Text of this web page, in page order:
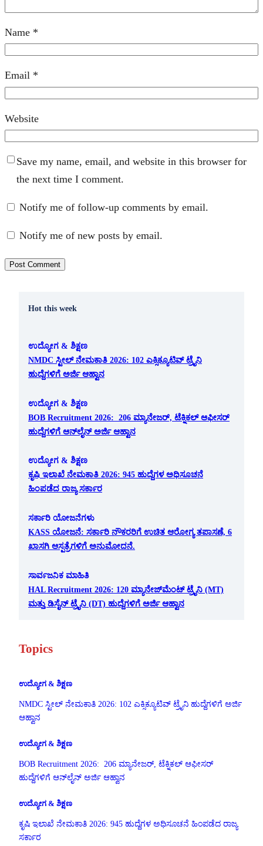
Name *
Email *
Website
Save my name, email, and website in this browser for
the next time I comment.
Notify me of follow-up comments by email.
Notify me of new posts by email.
Hot this week
ಉದ್ಯೋಗ & ಶಿಕ್ಷಣ
NMDC ಸ್ಟೀಲ್ ನೇಮಕಾತಿ 2026: 102 ಎಕ್ಸಿಕ್ಯೂಟಿವ್ ಟ್ರೈನಿ
ಹುದ್ದೆಗಳಿಗೆ ಅರ್ಜಿ ಆಹ್ವಾನ
ಉದ್ಯೋಗ & ಶಿಕ್ಷಣ
BOB Recruitment 2026: 206 ಮ್ಯಾನೇಜರ್, ಟೆಕ್ನಿಕಲ್ ಆಫೀಸರ್
ಹುದ್ದೆಗಳಿಗೆ ಆನ್‌ಲೈನ್ ಅರ್ಜಿ ಆಹ್ವಾನ
ಉದ್ಯೋಗ & ಶಿಕ್ಷಣ
ಕೃಷಿ ಇಲಾಖೆ ನೇಮಕಾತಿ 2026: 945 ಹುದ್ದೆಗಳ ಅಧಿಸೂಚನೆ
ಹಿಂಪಡೆದ ರಾಜ್ಯ ಸರ್ಕಾರ
ಸರ್ಕಾರಿ ಯೋಜನೆಗಳು
KASS ಯೋಜನೆ: ಸರ್ಕಾರಿ ನೌಕರರಿಗೆ ಉಚಿತ ಆರೋಗ್ಯ ತಪಾಸಣೆ, 6
ಖಾಸಗಿ ಆಸ್ಪತ್ರೆಗಳಿಗೆ ಅನುಮೋದನೆ.
ಸಾರ್ವಜನಿಕ ಮಾಹಿತಿ
HAL Recruitment 2026: 120 ಮ್ಯಾನೇಜ್‌ಮೆಂಟ್ ಟ್ರೈನಿ (MT)
ಮತ್ತು ಡಿಸೈನ್ ಟ್ರೈನಿ (DT) ಹುದ್ದೆಗಳಿಗೆ ಅರ್ಜಿ ಆಹ್ವಾನ
Topics
ಉದ್ಯೋಗ & ಶಿಕ್ಷಣ
NMDC ಸ್ಟೀಲ್ ನೇಮಕಾತಿ 2026: 102 ಎಕ್ಸಿಕ್ಯೂಟಿವ್ ಟ್ರೈನಿ ಹುದ್ದೆಗಳಿಗೆ ಅರ್ಜಿ
ಆಹ್ವಾನ
ಉದ್ಯೋಗ & ಶಿಕ್ಷಣ
BOB Recruitment 2026: 206 ಮ್ಯಾನೇಜರ್, ಟೆಕ್ನಿಕಲ್ ಆಫೀಸರ್
ಹುದ್ದೆಗಳಿಗೆ ಆನ್‌ಲೈನ್ ಅರ್ಜಿ ಆಹ್ವಾನ
ಉದ್ಯೋಗ & ಶಿಕ್ಷಣ
ಕೃಷಿ ಇಲಾಖೆ ನೇಮಕಾತಿ 2026: 945 ಹುದ್ದೆಗಳ ಅಧಿಸೂಚನೆ ಹಿಂಪಡೆದ ರಾಜ್ಯ
ಸರ್ಕಾರ